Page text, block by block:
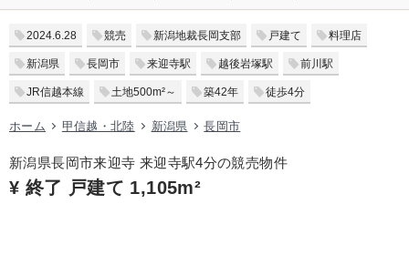
2024.6.28 競売 新潟地裁長岡支部 戸建て 料理店
新潟県 長岡市 来迎寺駅 越後岩塚駅 前川駅
JR信越本線 土地500m²～ 築42年 徒歩4分
ホーム 甲信越・北陸 新潟県 長岡市
新潟県長岡市来迎寺 来迎寺駅4分の競売物件
¥ 終了 戸建て 1,105m²